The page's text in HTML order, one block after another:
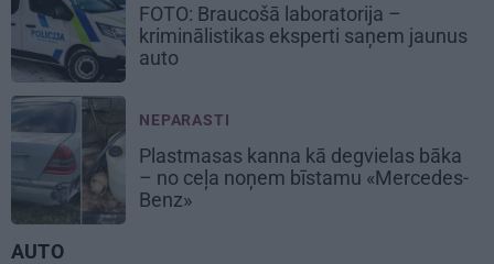
FOTO: Braucošā laboratorija –
kriminālistikas eksperti saņem jaunus
auto
NEPARASTI
Plastmasas kanna kā degvielas bāka
– no ceļa noņem bīstamu «Mercedes-
Benz»
AUTO